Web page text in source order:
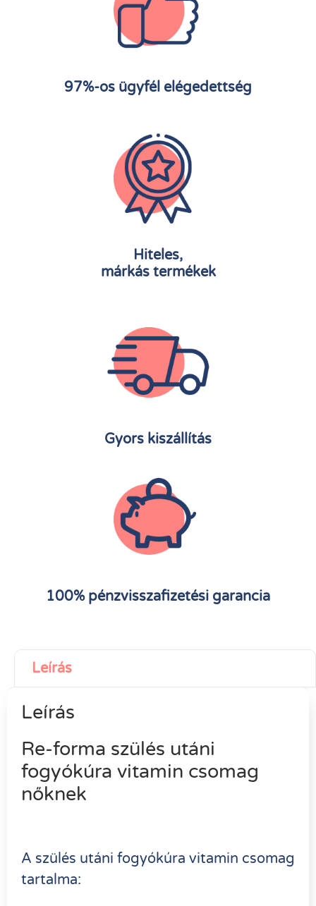
97%-os ügyfél elégedettség
Hiteles,
márkás termékek
Gyors kiszállítás
100% pénzvisszafizetési garancia
Leírás
Leírás
Re-forma szülés utáni
fogyókúra vitamin csomag
nőknek
A szülés utáni fogyókúra vitamin csomag
tartalma: